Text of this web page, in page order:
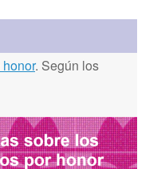
. Según los